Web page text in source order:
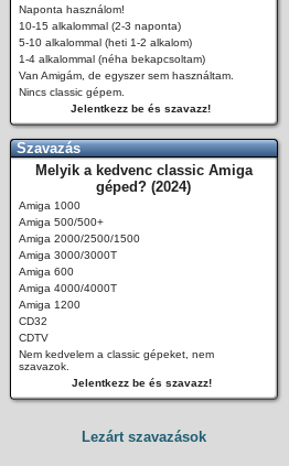
Naponta használom!
10-15 alkalommal (2-3 naponta)
5-10 alkalommal (heti 1-2 alkalom)
1-4 alkalommal (néha bekapcsoltam)
Van Amigám, de egyszer sem használtam.
Nincs classic gépem.
Jelentkezz be és szavazz!
Szavazás
Melyik a kedvenc classic Amiga
géped? (2024)
Amiga 1000
Amiga 500/500+
Amiga 2000/2500/1500
Amiga 3000/3000T
Amiga 600
Amiga 4000/4000T
Amiga 1200
CD32
CDTV
Nem kedvelem a classic gépeket, nem
szavazok.
Jelentkezz be és szavazz!
Lezárt szavazások